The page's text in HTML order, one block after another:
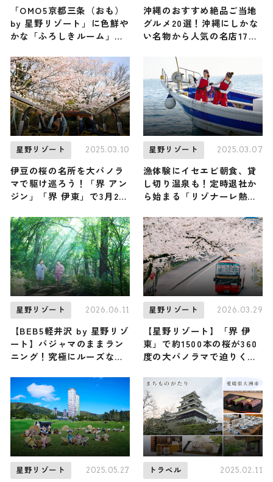
「OMO5京都三条（おも）
by 星野リゾート」に色鮮や
かな「ふろしきルーム」が
魅力を知ろう
沖縄のおすすめ絶品ご当地
グルメ20選！沖縄にしかな
い名物から人気の名店17選
星野リゾート 2025.03.10
伊豆の桜の名所を大パノラ
マで駆け巡ろう！「界 アン
ジン」「界 伊東」で3月23
バスツアー」開催
星野リゾート 2025.03.07
漁体験にイセエビ朝食、貸
し切り温泉も！定時退社か
ら始まる「リゾナーレ熱
ます～ご褒美漁旅～」
星野リゾート 2026.06.11
【BEB5軽井沢 by 星野リゾ
ート】パジャマのままラン
ニング！究極にルーズな
『BEBパジャ旅ラン』が新
登場！
星野リゾート 2026.03.29
【星野リゾート】「界 伊
東」で約1500本の桜が360
度の大パノラマで迫りくる
が開催！ 温泉好きにはたま
らない「はしご湯」も / 静
岡県伊東市
星野リゾート 2025.05.27 トラベル 2025.02.11